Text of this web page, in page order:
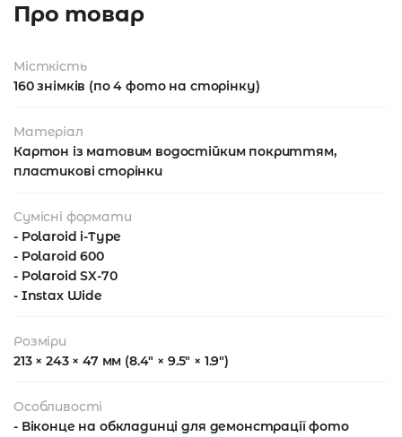
Про товар
Місткість
160 знімків (по 4 фото на сторінку)
Матеріал
Картон із матовим водостійким покриттям,
пластикові сторінки
Сумісні формати
- Polaroid i-Type
- Polaroid 600
- Polaroid SX-70
- Instax Wide
Розміри
213 × 243 × 47 мм (8.4" × 9.5" × 1.9")
Особливості
- Віконце на обкладинці для демонстрації фото